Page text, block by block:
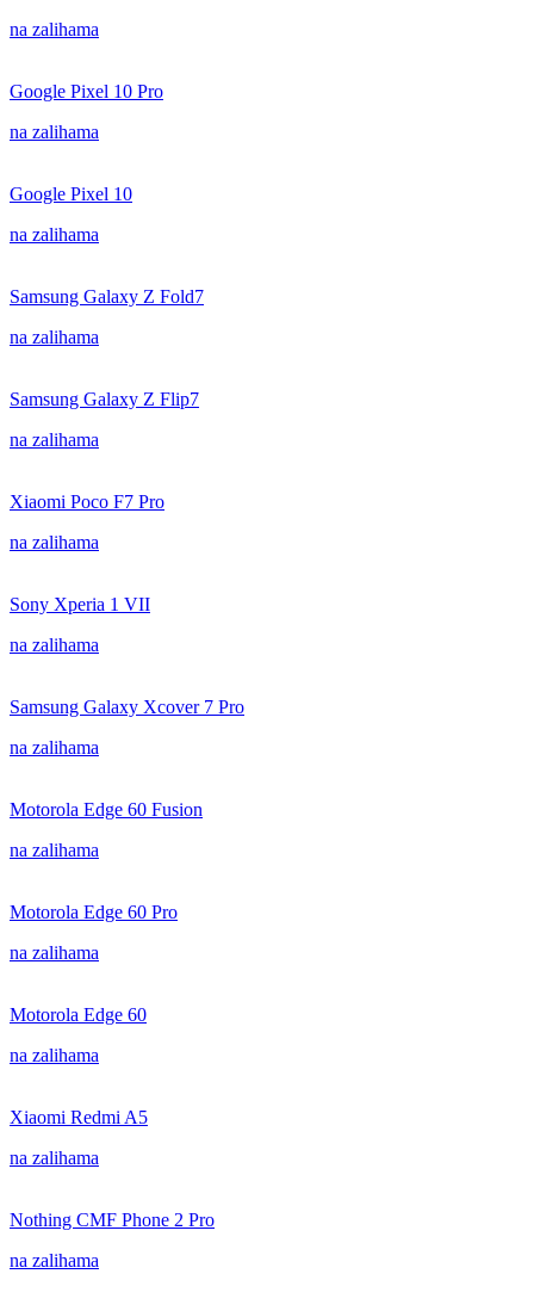
na zalihama
Google Pixel 10 Pro
na zalihama
Google Pixel 10
na zalihama
Samsung Galaxy Z Fold7
na zalihama
Samsung Galaxy Z Flip7
na zalihama
Xiaomi Poco F7 Pro
na zalihama
Sony Xperia 1 VII
na zalihama
Samsung Galaxy Xcover 7 Pro
na zalihama
Motorola Edge 60 Fusion
na zalihama
Motorola Edge 60 Pro
na zalihama
Motorola Edge 60
na zalihama
Xiaomi Redmi A5
na zalihama
Nothing CMF Phone 2 Pro
na zalihama